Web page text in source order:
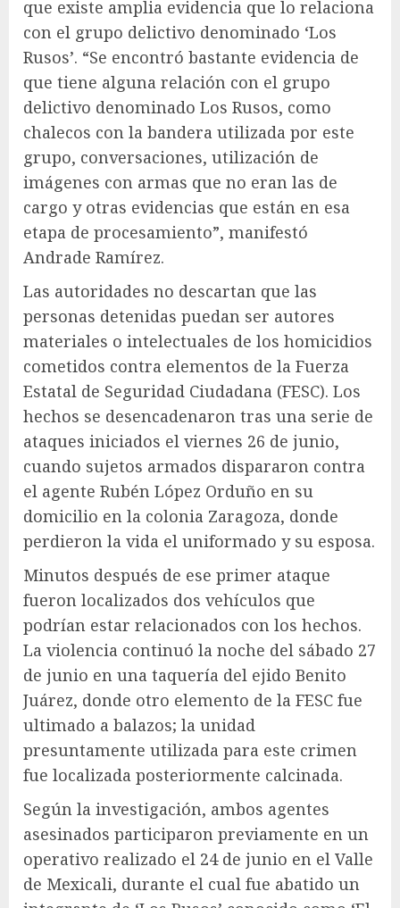
que existe amplia evidencia que lo relaciona
con el grupo delictivo denominado ‘Los
Rusos’. “Se encontró bastante evidencia de
que tiene alguna relación con el grupo
delictivo denominado Los Rusos, como
chalecos con la bandera utilizada por este
grupo, conversaciones, utilización de
imágenes con armas que no eran las de
cargo y otras evidencias que están en esa
etapa de procesamiento”, manifestó
Andrade Ramírez.
Las autoridades no descartan que las
personas detenidas puedan ser autores
materiales o intelectuales de los homicidios
cometidos contra elementos de la Fuerza
Estatal de Seguridad Ciudadana (FESC). Los
hechos se desencadenaron tras una serie de
ataques iniciados el viernes 26 de junio,
cuando sujetos armados dispararon contra
el agente Rubén López Orduño en su
domicilio en la colonia Zaragoza, donde
perdieron la vida el uniformado y su esposa.
Minutos después de ese primer ataque
fueron localizados dos vehículos que
podrían estar relacionados con los hechos.
La violencia continuó la noche del sábado 27
de junio en una taquería del ejido Benito
Juárez, donde otro elemento de la FESC fue
ultimado a balazos; la unidad
presuntamente utilizada para este crimen
fue localizada posteriormente calcinada.
Según la investigación, ambos agentes
asesinados participaron previamente en un
operativo realizado el 24 de junio en el Valle
de Mexicali, durante el cual fue abatido un